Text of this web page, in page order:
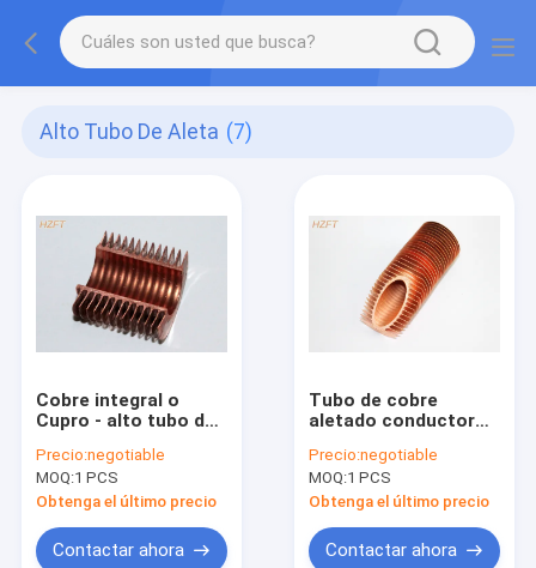
Alto Tubo De Aleta (7)
Cobre integral o
Cupro - alto tubo de
las calderas de
condensación
Precio:negotiable
MOQ:1 PCS
Obtenga el último precio
Contactar ahora
Tubo de cobre
aletado conductor
para la caldera del
uso de la casa
Precio:negotiable
MOQ:1 PCS
Obtenga el último precio
Contactar ahora